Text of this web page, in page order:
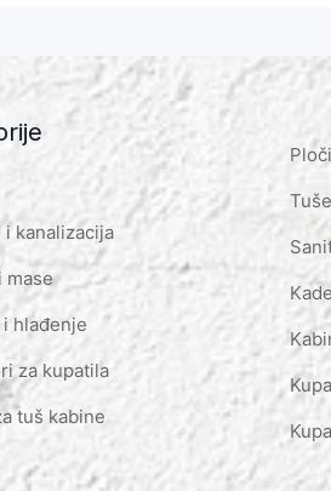
i kanalizacija
mase
hlađenje
za kupatila
tuš kabine